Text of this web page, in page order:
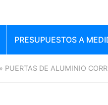
PRESUPUESTOS A
PUERTAS DE ALUMINIO